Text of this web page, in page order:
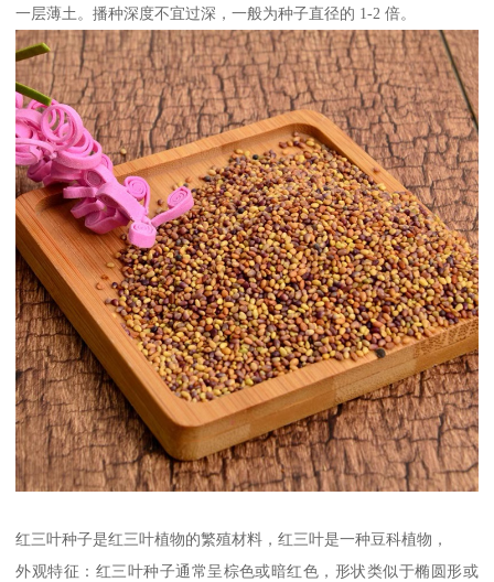
一层薄土。播种深度不宜过深，一般为种子直径的 1-2 倍。
红三叶种子是红三叶植物的繁殖材料，红三叶是一种豆科植物，
外观特征：红三叶种子通常呈棕色或暗红色，形状类似于椭圆形或